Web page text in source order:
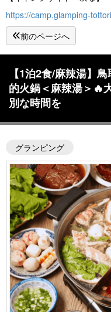
https://camp.glamping-
前のページへ
【1泊2食/麻辣湯】
的火鍋＜麻辣湯＞🔥
別な時間を
グランピング